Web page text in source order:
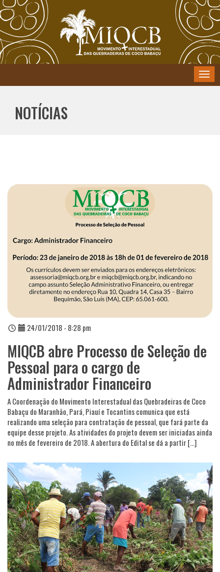
Menu
NOTÍCIAS
24/01/2018 - 8:28 pm
MIQCB abre Processo de Seleção de
Pessoal para o cargo de
Administrador Financeiro
A Coordenação do Movimento Interestadual das Quebradeiras de Coco
Babaçu do Maranhão, Pará, Piauí e Tocantins comunica que está
realizando uma seleção para contratação de pessoal, que fará parte da
equipe desse projeto. As atividades do projeto devem ser iniciadas ainda
no mês de fevereiro de 2018. A abertura do Edital se dá a partir […]